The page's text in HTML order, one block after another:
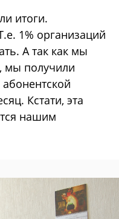
итоги.
1% организаций
А так как мы
мы получили
Кстати, эта
нашим